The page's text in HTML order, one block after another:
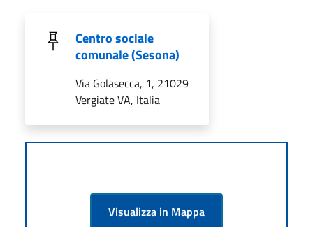
Centro sociale
comunale (Sesona)
Via Golasecca, 1, 21029
Vergiate VA, Italia
Visualizza in Mappa